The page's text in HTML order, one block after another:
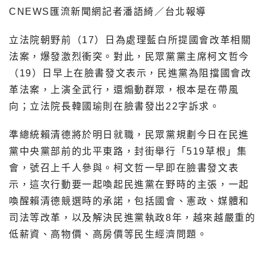
CNEWS匯流新聞網記者潘語綺／台北報導
立法院朝野前（17）日為處理藍白所提國會改革相關
法案，爆發激烈衝突。對此，民眾黨黨主席柯文哲今
（19）日早上在臉書發文表示，民進黨為阻擋國會改
革法案，上演全武行，還煽動群眾，根本是在帶風
向；立法院長韓國瑜則在臉書發出22字訴求。
準總統賴清德將於明日就職，民眾黨規劃今日在民進
黨中央黨部前的北平東路，封街舉行「519草根」集
會，號召上千人參與。柯文哲一早即在臉書發文表
示，這次行動要一起喚起民進黨在野時的主張，一起
喚醒賴清德競選時的承諾，包括國會、憲政、媒體和
司法等改革，以及解決民進黨執政8年，越來越嚴重的
低薪資、高物價、高房價等民生經濟問題。